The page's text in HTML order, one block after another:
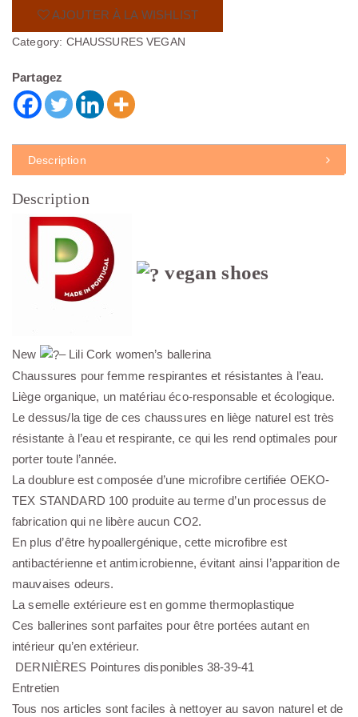
é
t
a
i
:
1
1
8
0
€
.
s
t
:
0
AJOUTER À LA WISHLIST
Category: CHAUSSURES VEGAN
Partagez
Description
Description
vegan shoes
New
– Lili Cork women’s ballerina
Chaussures pour femme respirantes et résistantes à l’eau.
Liège organique, un matériau éco-responsable et écologique.
Le dessus/la tige de ces chaussures en liège naturel est très
résistante à l’eau et respirante, ce qui les rend optimales pour
porter toute l’année.
La doublure est composée d’une microfibre certifiée OEKO-
TEX STANDARD 100 produite au terme d’un processus de
fabrication qui ne libère aucun CO2.
En plus d’être hypoallergénique, cette microfibre est
antibactérienne et antimicrobienne, évitant ainsi l’apparition de
mauvaises odeurs.
La semelle extérieure est en gomme thermoplastique
Ces ballerines sont parfaites pour être portées autant en
intérieur qu’en extérieur.
DERNIÈRES Pointures disponibles 38-39-41
Entretien
Tous nos articles sont faciles à nettoyer au savon naturel et de